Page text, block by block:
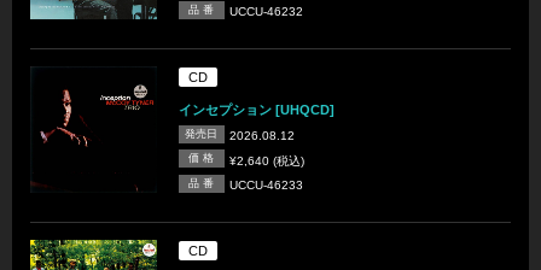
品 番 UCCU-46232
CD
インセプション [UHQCD]
発売日 2026.08.12
価 格 ¥2,640 (税込)
品 番 UCCU-46233
CD